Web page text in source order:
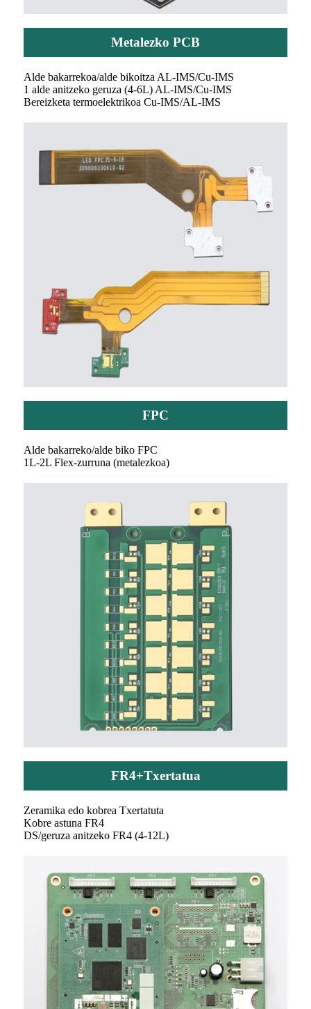
Metalezko PCB
Alde bakarrekoa/alde bikoitza AL-IMS/Cu-IMS
1 alde anitzeko geruza (4-6L) AL-IMS/Cu-IMS
Bereizketa termoelektrikoa Cu-IMS/AL-IMS
FPC
Alde bakarreko/alde biko FPC
1L-2L Flex-zurruna (metalezkoa)
FR4+Txertatua
Zeramika edo kobrea Txertatuta
Kobre astuna FR4
DS/geruza anitzeko FR4 (4-12L)